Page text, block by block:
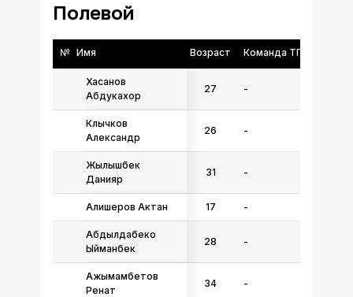
Полевой
№ Имя Возраст Команда ТГФФ
Хасанов
Абдукахор
27 -
Клычков
Александр
26 -
Жылышбек
Данияр
31 -
Алишеров Актан 17 -
Абдылдабеко
Ыйманбек
28 -
Ажымамбетов
Ренат
34 -